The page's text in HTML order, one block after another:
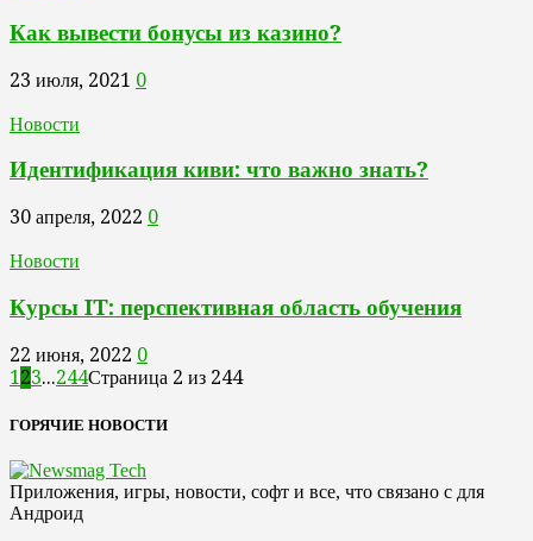
Как вывести бонусы из казино?
23 июля, 2021 0
Новости
Идентификация киви: что важно знать?
30 апреля, 2022 0
Новости
Курсы IT: перспективная область обучения
22 июня, 2022 0
1 23...244Страница 2 из 244
ГОРЯЧИЕ НОВОСТИ
Приложения, игры, новости, софт и все, что связано с для
Андроид